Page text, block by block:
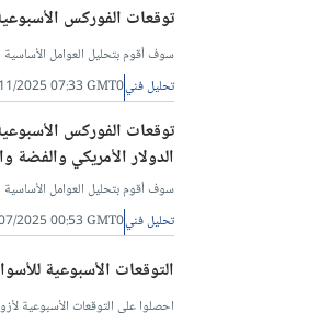
توقعات الفوركس
سوف أقوم بتحليل العوامل
تحليل فني2025 07:33 GMT0
الدولار الأمريكي والفضة
سوف أقوم بتحليل العوامل
تحليل فني2025 00:53 GMT0
التوقعات الأسبوعية للأسواق
احصلوا على التوقعات الأسبوعية